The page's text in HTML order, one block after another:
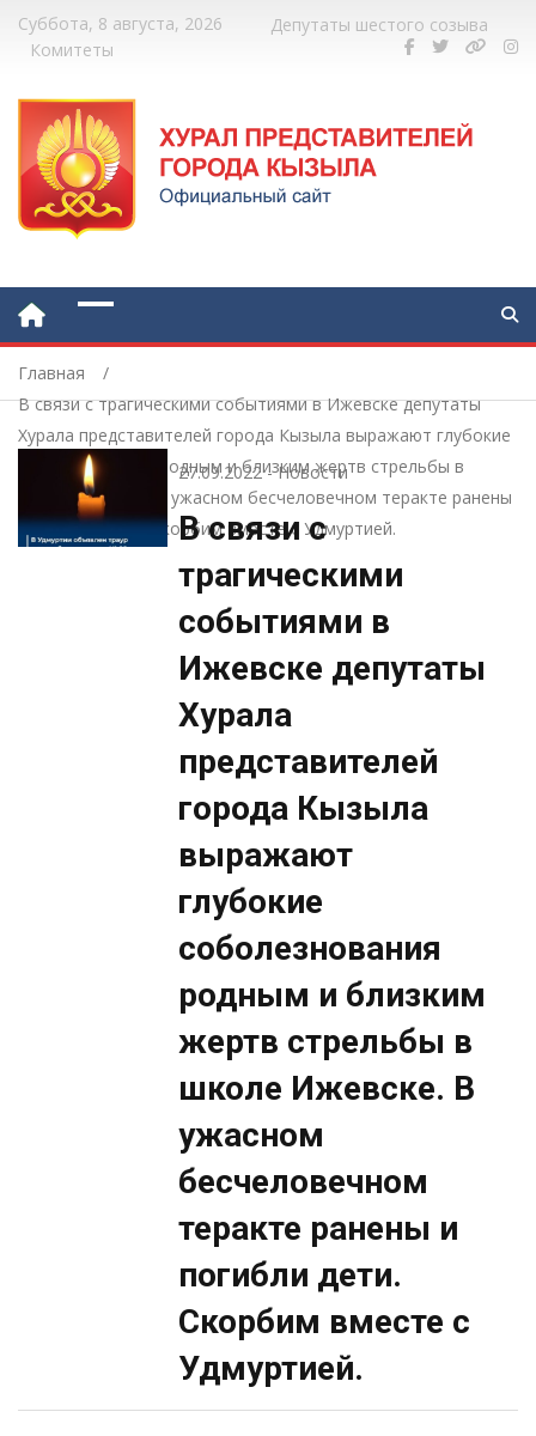
Суббота, 8 августа, 2026
Депутаты шестого созыва
Комитеты
Главная
В связи с трагическими событиями в Ижевске депутаты
Хурала представителей города Кызыла выражают глубокие
соболезнования родным и близким жертв стрельбы в
школе Ижевске. В ужасном бесчеловечном теракте ранены
и погибли дети. Скорбим вместе с Удмуртией.
27.09.2022- Новости
В связи с
трагическими
событиями в
Ижевске депутаты
Хурала
представителей
города Кызыла
выражают
глубокие
соболезнования
родным и близким
жертв стрельбы в
школе Ижевске. В
ужасном
бесчеловечном
теракте ранены и
погибли дети.
Скорбим вместе с
Удмуртией.